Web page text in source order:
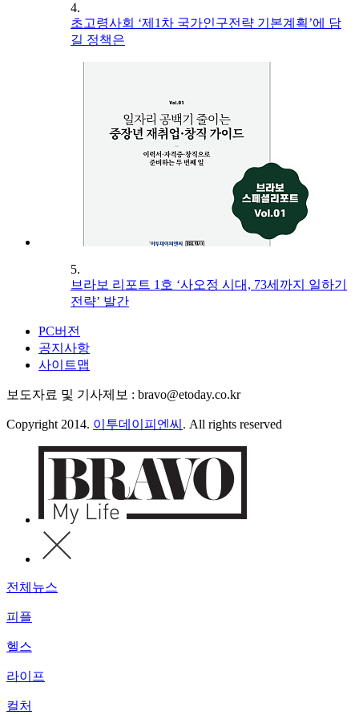
4.
초고령사회 ‘제1차 국가인구전략 기본계획’에 담
길 정책은
5.
브라보 리포트 1호 ‘사오정 시대, 73세까지 일하기
전략’ 발간
PC버전
공지사항
사이트맵
보도자료 및 기사제보 : bravo@etoday.co.kr
Copyright 2014. 이투데이피엔씨 . All rights reserved
전체뉴스
피플
헬스
라이프
컬처